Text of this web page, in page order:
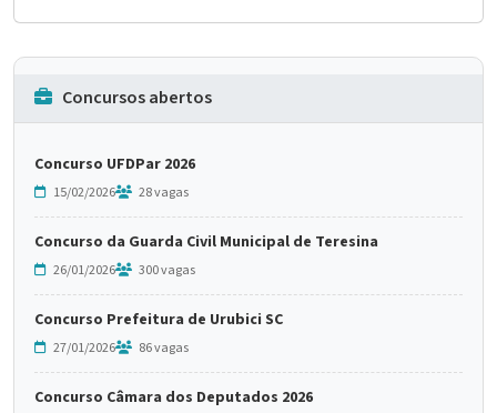
Concursos abertos
Concurso UFDPar 2026
15/02/2026 28 vagas
Concurso da Guarda Civil Municipal de Teresina
26/01/2026 300 vagas
Concurso Prefeitura de Urubici SC
27/01/2026 86 vagas
Concurso Câmara dos Deputados 2026